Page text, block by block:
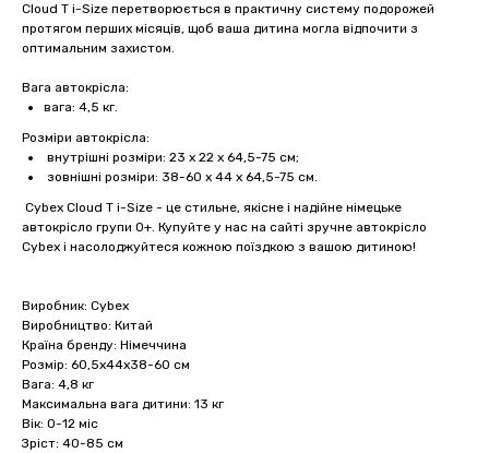
Cloud T i-Size перетворюється в практичну систему подорожей
протягом перших місяців, щоб ваша дитина могла відпочити з
оптимальним захистом.
Вага автокрісла:
вага: 4,5 кг.
Розміри автокрісла:
внутрішні розміри: 23 х 22 х 64,5-75 см;
зовнішні розміри: 38-60 х 44 х 64,5-75 см.
Cybex Cloud T i-Size - це стильне, якісне і надійне німецьке
автокрісло групи 0+. Купуйте у нас на сайті зручне автокрісло
Cybex і насолоджуйтеся кожною поїздкою з вашою дитиною!
Виробник: Cybex
Виробництво: Китай
Країна бренду: Німеччина
Розмір: 60,5х44х38-60 см
Вага: 4,8 кг
Максимальна вага дитини: 13 кг
Вік: 0-12 міс
Зріст: 40-85 см